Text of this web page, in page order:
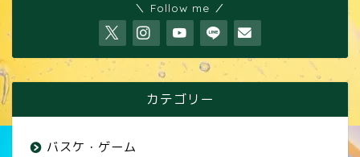
＼ Follow me ／
カテゴリー
バスケ・ゲーム